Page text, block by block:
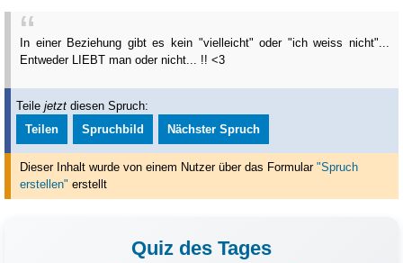
In einer Beziehung gibt es kein "vielleicht" oder "ich weiss nicht"...
Entweder LIEBT man oder nicht... !! <3
Teilejetzt diesen Spruch:
Teilen
Spruchbild Nächster Spruch
Dieser Inhalt wurde von einem Nutzer über das Formular "Spruch
erstellen" erstellt
Quiz des Tages